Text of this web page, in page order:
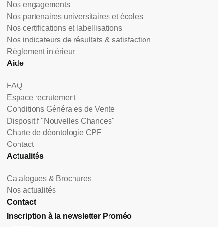
Nos engagements
Nos partenaires universitaires et écoles
Nos certifications et labellisations
Nos indicateurs de résultats & satisfaction
Règlement intérieur
Aide
FAQ
Espace recrutement
Conditions Générales de Vente
Dispositif "Nouvelles Chances"
Charte de déontologie CPF
Contact
Actualités
Catalogues & Brochures
Nos actualités
Contact
Inscription à la newsletter Proméo